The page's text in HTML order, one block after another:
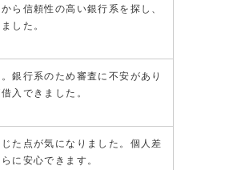
ら信頼性の高い銀行系を探し、
した。
銀行系のため審査に不安があり
入できました。
た点が気になりました。個人差
に安心できます。